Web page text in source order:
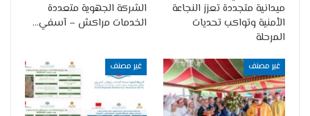
ميدانية متجددة تعزز النجاعة
الأمنية وتواكب تحديات
المرحلة
الشركة الجهوية متعددة
الخدمات مراكش – آسفي…
غير مصنف غير مصنف